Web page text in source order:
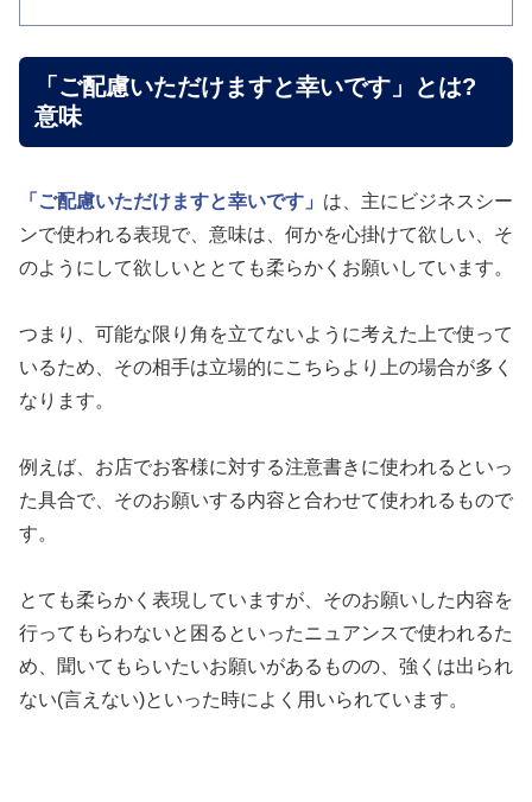
「ご配慮いただけますと幸いです」とは?
意味
「ご配慮いただけますと幸いです」 は、主にビジネスシー
ンで使われる表現で、意味は、何かを心掛けて欲しい、そ
のようにして欲しいととても柔らかくお願いしています。
つまり、可能な限り角を立てないように考えた上で使って
いるため、その相手は立場的にこちらより上の場合が多く
なります。
例えば、お店でお客様に対する注意書きに使われるといっ
た具合で、そのお願いする内容と合わせて使われるもので
す。
とても柔らかく表現していますが、そのお願いした内容を
行ってもらわないと困るといったニュアンスで使われるた
め、聞いてもらいたいお願いがあるものの、強くは出られ
ない(言えない)といった時によく用いられています。